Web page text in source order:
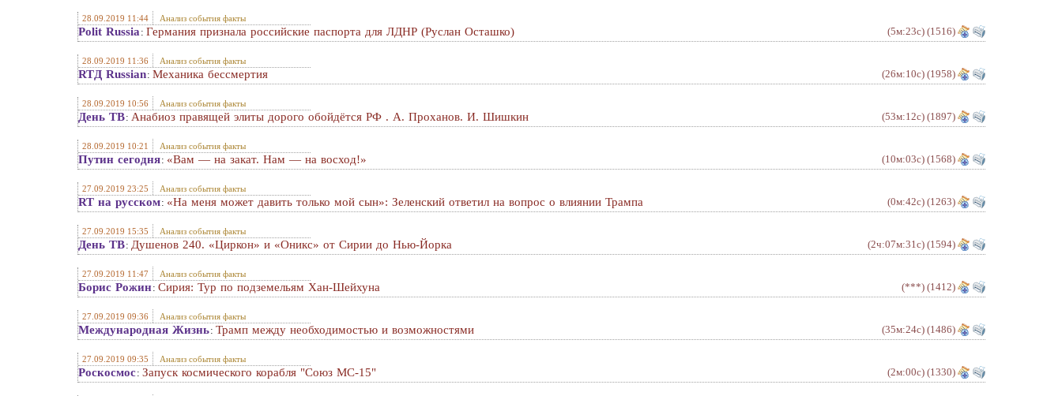
28.09.2019 11:44 Анализ события факты
Polit Russia : Германия признала российские паспорта для ЛДНР (Руслан Осташко) (5м:23с) (1516)
28.09.2019 11:36 Анализ события факты
RTД Russian: Механика бессмертия (26м:10с) (1958)
28.09.2019 10:56 Анализ события факты
День ТВ: Анабиоз правящей элиты дорого обойдётся РФ . А. Проханов. И. Шишкин (53м:12с) (1897)
28.09.2019 10:21 Анализ события факты
Путин сегодня: «Вам — на закат. Нам — на восход!» (10м:03с) (1568)
27.09.2019 23:25 Анализ события факты
RT на русском: «На меня может давить только мой сын»: Зеленский ответил на вопрос о влиянии Трампа (0м:42с) (1263)
27.09.2019 15:35 Анализ события факты
День ТВ: Душенов 240. «Циркон» и «Оникс» от Сирии до Нью-Йорка (2ч:07м:31с) (1594)
27.09.2019 11:47 Анализ события факты
Борис Рожин: Сирия: Тур по подземельям Хан-Шейхуна (***) (1412)
27.09.2019 09:36 Анализ события факты
Международная Жизнь: Трамп между необходимостью и возможностями (35м:24с) (1486)
27.09.2019 09:35 Анализ события факты
Роскосмос: Запуск космического корабля "Союз МС-15" (2м:00с) (1330)